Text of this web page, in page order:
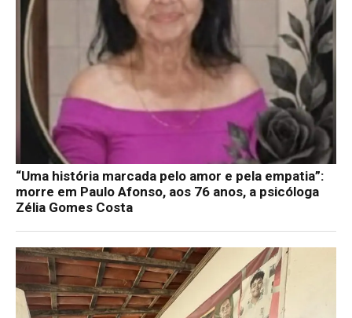
“Uma história marcada pelo amor e pela empatia”:
morre em Paulo Afonso, aos 76 anos, a psicóloga
Zélia Gomes Costa